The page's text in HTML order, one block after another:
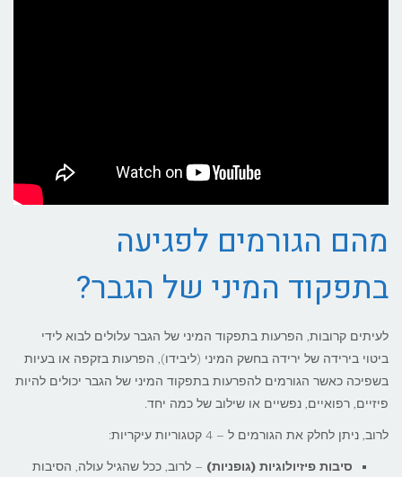
מהם הגורמים לפגיעה
בתפקוד המיני של הגבר?
לעיתים קרובות, הפרעות בתפקוד המיני של הגבר עלולים לבוא לידי
ביטוי בירידה של ירידה בחשק המיני (ליבידו), הפרעות בזקפה או בעיות
בשפיכה כאשר הגורמים להפרעות בתפקוד המיני של הגבר יכולים להיות
פיזיים, רפואיים, נפשיים או שילוב של כמה יחד.
לרוב, ניתן לחלק את הגורמים ל – 4 קטגוריות עיקריות:
סיבות פיזיולוגיות (גופניות) – לרוב, ככל שהגיל עולה, הסיבות